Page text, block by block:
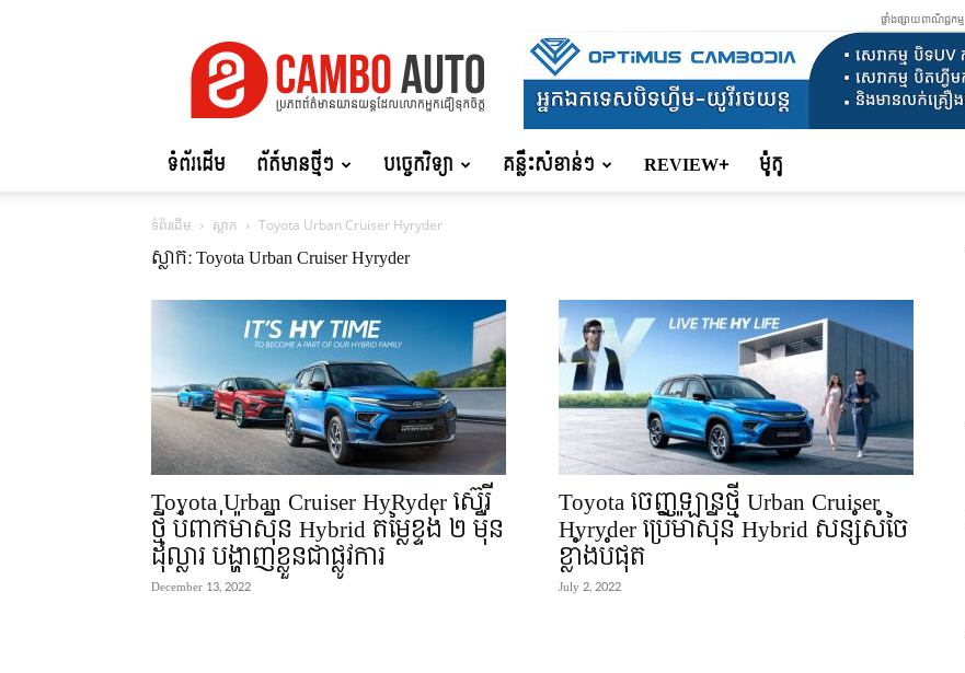
Auto
ផ្ទាំងផ្សាយពាណិជ្ជកម្ម
ទំព័រដើម ព័ត៍មានថ្មីៗ បច្ចេកវិទ្យា គន្លឹះសំខាន់ៗ REVIEW+ ម៉ូតូ
ទំព័រដើម ស្លាក Toyota Urban Cruiser Hyryder
ស្លាក: Toyota Urban Cruiser Hyryder
Toyota Urban Cruiser HyRyder ស៊េរី
ថ្មី បំពាក់ម៉ាស៊ីន Hybrid តម្លៃខ្ទង់ ២ មុឺន
ដុល្លារ បង្ហាញខ្លួនជាផ្លូវការ
December 13, 2022
Toyota ចេញឡានថ្មី Urban Cruiser
Hyryder ប្រើម៉ាស៊ីន Hybrid សន្សំសំចៃ
ខ្លាំងបំផុត
July 2, 2022